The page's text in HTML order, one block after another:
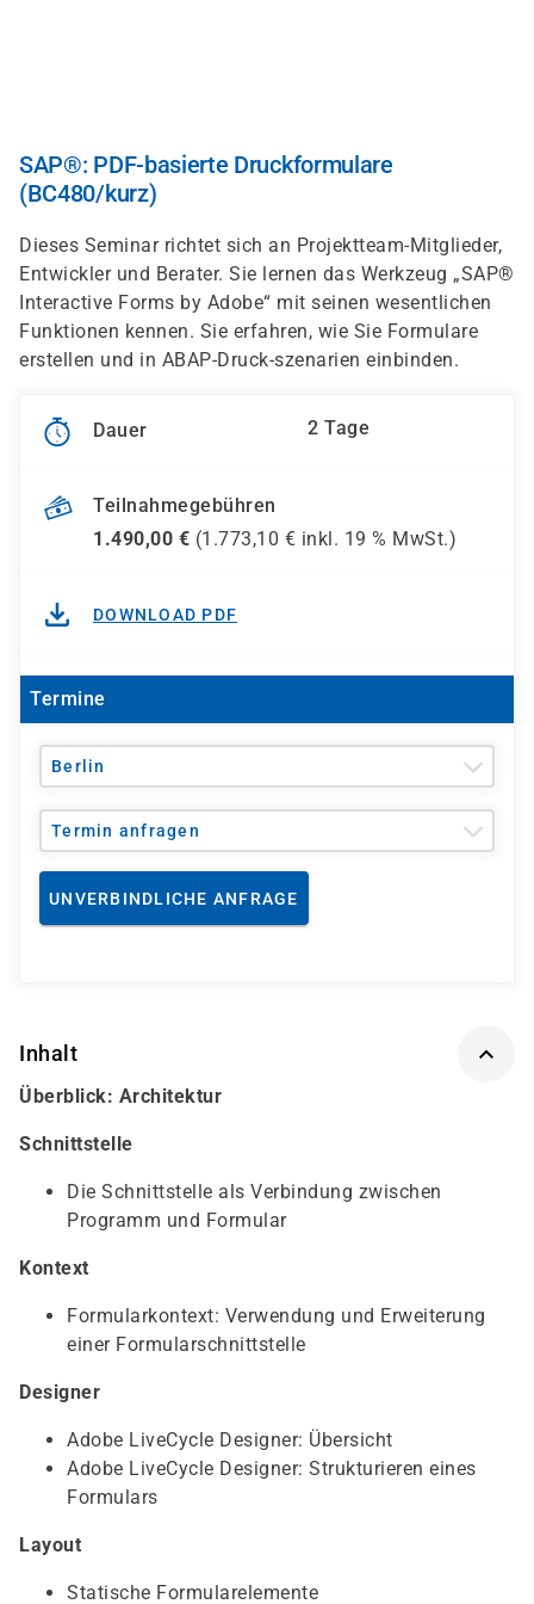
SAP®: PDF-basierte Druckformulare
(BC480/kurz)
Dieses Seminar richtet sich an Projektteam-Mitglieder,
Entwickler und Berater. Sie lernen das Werkzeug „SAP®
Interactive Forms by Adobe“ mit seinen wesentlichen
Funktionen kennen. Sie erfahren, wie Sie Formulare
erstellen und in ABAP-Druck-szenarien einbinden.
Dauer 2 Tage
Teilnahmegebühren
1.490,00 € (1.773,10 € inkl. 19 % MwSt.)
DOWNLOAD PDF
Termine
Berlin
Termin anfragen
UNVERBINDLICHE ANFRAGE
Inhalt
Überblick: Architektur
Schnittstelle
Die Schnittstelle als Verbindung zwischen
Programm und Formular
Kontext
Formularkontext: Verwendung und Erweiterung
einer Formularschnittstelle
Designer
Adobe LiveCycle Designer: Übersicht
Adobe LiveCycle Designer: Strukturieren eines
Formulars
Layout
Statische Formularelemente